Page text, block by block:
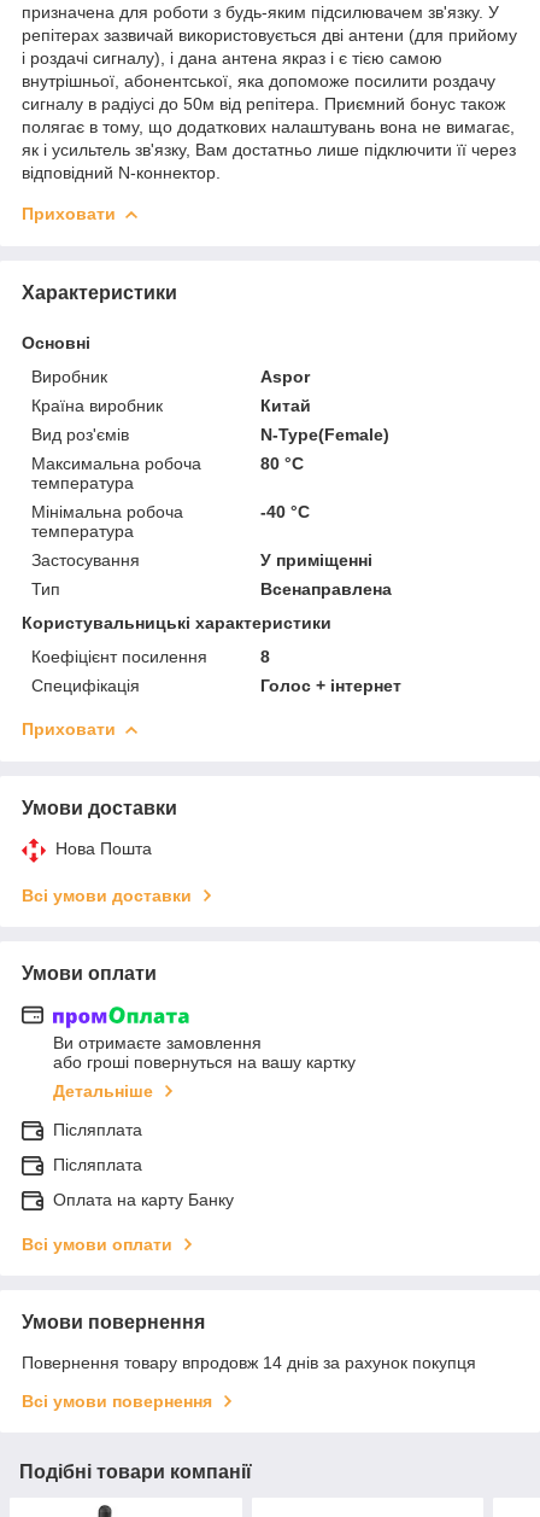
призначена для роботи з будь-яким підсилювачем зв'язку. У
репітерах зазвичай використовується дві антени (для прийому
і роздачі сигналу), і дана антена якраз і є тією самою
внутрішньої, абонентської, яка допоможе посилити роздачу
сигналу в радіусі до 50м від репітера. Приємний бонус також
полягає в тому, що додаткових налаштувань вона не вимагає,
як і усильтель зв'язку, Вам достатньо лише підключити її через
відповідний N-коннектор.
Приховати
Характеристики
Основні
Виробник
Aspor
Країна виробник
Китай
Вид роз'ємів
N-Type(Female)
Максимальна робоча
температура
80 °С
Мінімальна робоча
температура
-40 °С
Застосування
У приміщенні
Тип
Всенаправлена
Користувальницькі характеристики
Коефіцієнт посилення
8
Специфікація
Голос + інтернет
Приховати
Умови доставки
Нова Пошта
Всі умови доставки
Умови оплати
Ви отримаєте замовлення
або гроші повернуться на вашу картку
Детальніше
Післяплата
Післяплата
Оплата на карту Банку
Всі умови оплати
Умови повернення
Повернення товару впродовж 14 днів за рахунок покупця
Всі умови повернення
Подібні товари компанії